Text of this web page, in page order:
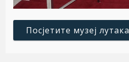
Посјетите музеј лутака